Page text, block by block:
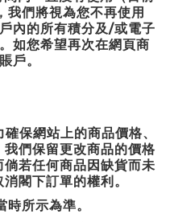
我們將視為您不再使用
內的所有積分及/或電子
如您希望再次在網頁商
戶。
保網站上的商品價格、
們保留更改商品的價格
若任何商品因缺貨而未
閣下訂單的權利。
時所示為準。